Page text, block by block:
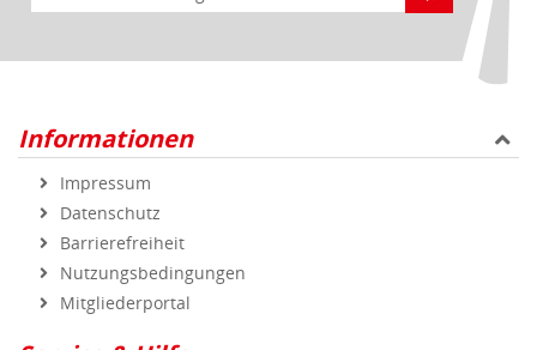
Informationen
Impressum
Datenschutz
Barrierefreiheit
Nutzungsbedingungen
Mitgliederportal